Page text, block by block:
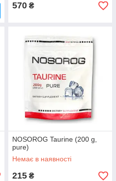
570 ₴
NOSOROG Taurine (200 g,
pure)
Немає в наявності
215 ₴